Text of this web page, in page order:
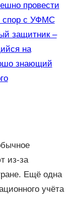
провести
спор с УФМС
защитник –
на
знающий
из-за
Ещё одна
учёта